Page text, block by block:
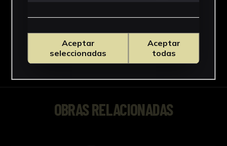
OBRAS RELACIONADAS
Aceptar
seleccionadas
Aceptar
todas